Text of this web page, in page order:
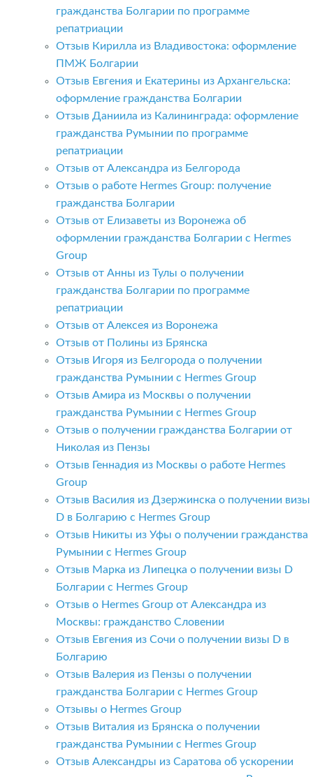
гражданства Болгарии по программе
репатриации
Отзыв Кирилла из Владивостока: оформление
ПМЖ Болгарии
Отзыв Евгения и Екатерины из Архангельска:
оформление гражданства Болгарии
Отзыв Даниила из Калининграда: оформление
гражданства Румынии по программе
репатриации
Отзыв от Александра из Белгорода
Отзыв о работе Hermes Group: получение
гражданства Болгарии
Отзыв от Елизаветы из Воронежа об
оформлении гражданства Болгарии с Hermes
Group
Отзыв от Анны из Тулы о получении
гражданства Болгарии по программе
репатриации
Отзыв от Алексея из Воронежа
Отзыв от Полины из Брянска
Отзыв Игоря из Белгорода о получении
гражданства Румынии с Hermes Group
Отзыв Амира из Москвы о получении
гражданства Румынии с Hermes Group
Отзыв о получении гражданства Болгарии от
Николая из Пензы
Отзыв Геннадия из Москвы о работе Hermes
Group
Отзыв Василия из Дзержинска о получении визы
D в Болгарию с Hermes Group
Отзыв Никиты из Уфы о получении гражданства
Румынии с Hermes Group
Отзыв Марка из Липецка о получении визы D
Болгарии с Hermes Group
Отзыв о Hermes Group от Александра из
Москвы: гражданство Словении
Отзыв Евгения из Сочи о получении визы D в
Болгарию
Отзыв Валерия из Пензы о получении
гражданства Болгарии с Hermes Group
Отзывы о Hermes Group
Отзыв Виталия из Брянска о получении
гражданства Румынии с Hermes Group
Отзыв Александры из Саратова об ускорении